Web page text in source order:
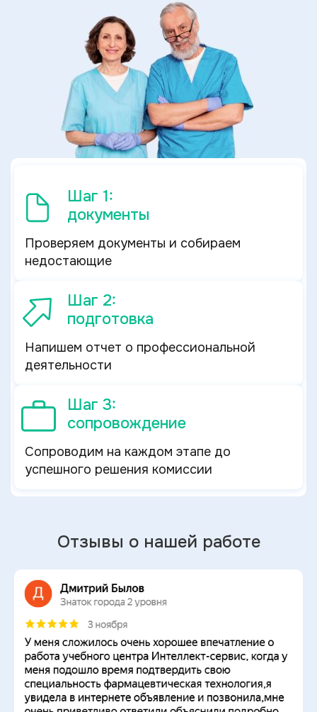
Шаг 1:
документы
Проверяем документы и собираем
недостающие
Шаг 2:
подготовка
Напишем отчет о профессиональной
деятельности
Шаг 3:
сопровождение
Сопроводим на каждом этапе до
успешного решения комиссии
Отзывы о нашей работе